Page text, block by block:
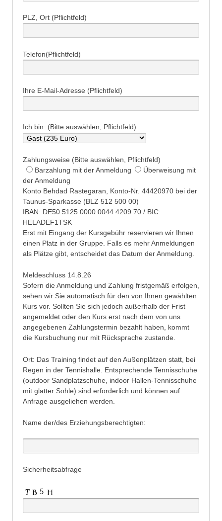
PLZ, Ort (Pflichtfeld)
Telefon(Pflichtfeld)
Ihre E-Mail-Adresse (Pflichtfeld)
Ich bin: (Bitte auswählen, Pflichtfeld)
Zahlungsweise (Bitte auswählen, Pflichtfeld)
Barzahlung mit der Anmeldung
Überweisung mit
der Anmeldung
Konto Behdad Rastegaran, Konto-Nr. 44420970 bei der
Taunus-Sparkasse (BLZ 512 500 00)
IBAN: DE50 5125 0000 0044 4209 70 / BIC:
HELADEF1TSK
Erst mit Eingang der Kursgebühr reservieren wir Ihnen
einen Platz in der Gruppe. Falls es mehr Anmeldungen
als Plätze gibt, entscheidet das Datum der Anmeldung.
Meldeschluss 14.8.26
Sofern die Anmeldung und Zahlung fristgemäß erfolgen,
sehen wir Sie automatisch für den von Ihnen gewählten
Kurs vor. Sollten Sie sich jedoch außerhalb der Frist
angemeldet oder den Kurs erst nach dem von uns
angegebenen Zahlungstermin bezahlt haben, kommt
die Kursbuchung nur mit Rücksprache zustande.
Ort: Das Training findet auf den Außenplätzen statt, bei
Regen in der Tennishalle. Entsprechende Tennisschuhe
(outdoor Sandplatzschuhe, indoor Hallen-Tennisschuhe
mit glatter Sohle) sind erforderlich und können auf
Anfrage ausgeliehen werden.
Name der/des Erziehungsberechtigten:
Sicherheitsabfrage